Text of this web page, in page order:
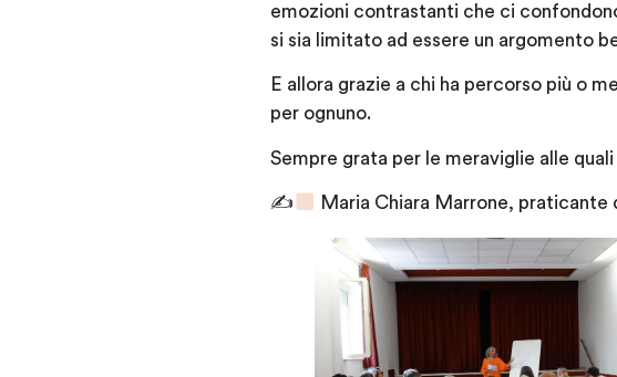
emozioni contrastanti che ci
si sia limitato ad essere un argomento
E allora grazie a chi ha percorso più o
per ognuno.
Sempre grata per le meraviglie alle
✍ Maria Chiara Marrone, praticante